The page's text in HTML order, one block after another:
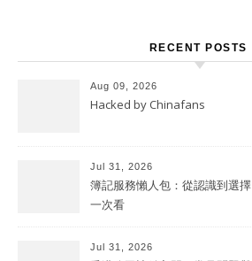
RECENT POSTS
Aug 09, 2026
Hacked by Chinafans
Jul 31, 2026
簿記服務懶人包：從認識到選擇
一次看
Jul 31, 2026